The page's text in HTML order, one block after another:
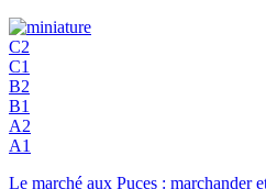
C2
C1
B2
B1
A2
A1
Le marché aux Puces : marchander